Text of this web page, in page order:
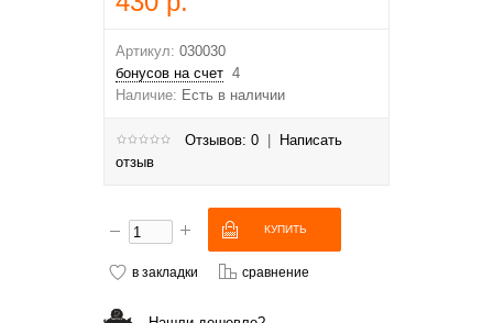
Артикул: 030030
бонусов на счет 4
Наличие: Есть в наличии
Отзывов: 0
Написать
отзыв
в закладки сравнение